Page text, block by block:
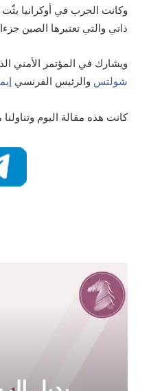
وكانت الحرب في أوكرانيا
ذاتي والتي تعتبرها الصين
ويشارك في المؤتمر الأمني الذي يعقد مدى 3 أيام في ميونيخ العشرات من كبار
شولتس والرئيس الفرنسي
كانت هذه مقالة اليوم